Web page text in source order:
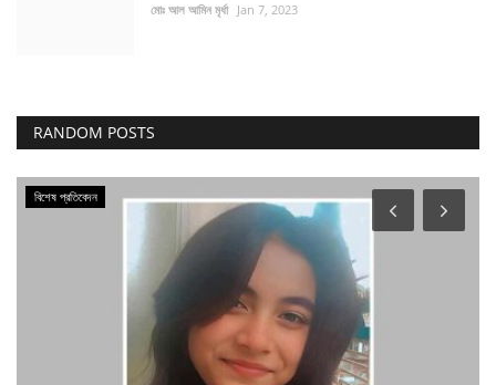
মোঃ আল আমিন মৃর্ধা Jan 7, 2023
RANDOM POSTS
বিশেষ প্রতিবেদন